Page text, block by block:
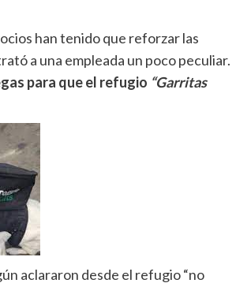
han tenido que reforzar las
a una empleada un poco peculiar.
para que el refugio “Garritas
aclararon desde el refugio “no